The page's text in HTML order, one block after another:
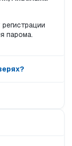
парома.